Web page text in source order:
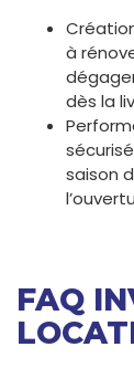
à
dès la
saison
FAQ